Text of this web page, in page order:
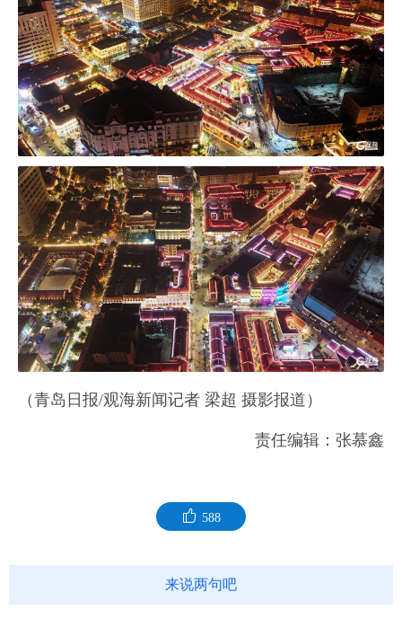
（青岛日报/观海新闻记者 梁超 摄影报道）
责任编辑：张慕鑫
588
来说两句吧